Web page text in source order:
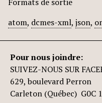
atom, dcmes-xml, json,
Pour nous joindre:
SUIVEZ-NOUS SUR
629, boulevard Perron
Carleton (Québec) G0C